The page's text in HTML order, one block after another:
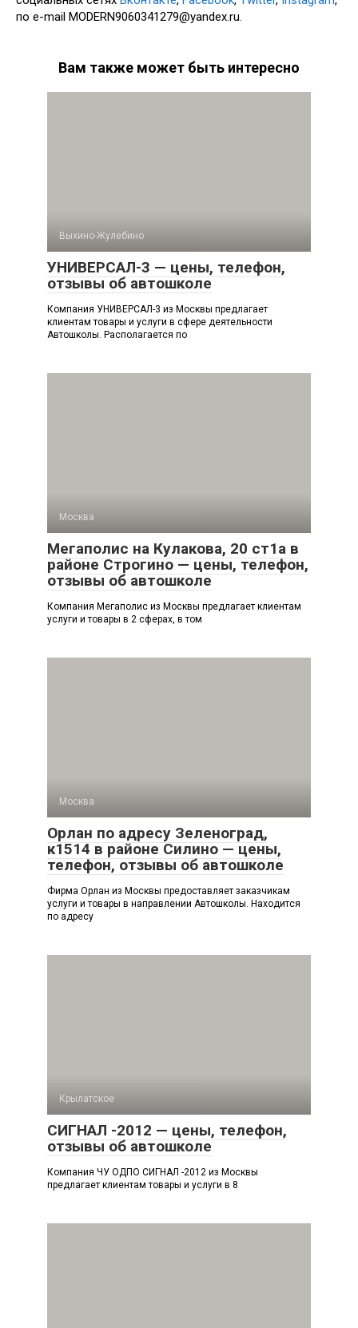
по e-mail MODERN9060341279@yandex.ru.
Вам также может быть интересно
Выхино-Жулебино
УНИВЕРСАЛ-3 — цены, телефон,
отзывы об автошколе
Компания УНИВЕРСАЛ-3 из Москвы предлагает
клиентам товары и услуги в сфере деятельности
Автошколы. Располагается по
Москва
Мегаполис на Кулакова, 20 ст1а в
районе Строгино — цены, телефон,
отзывы об автошколе
Компания Мегаполис из Москвы предлагает клиентам
услуги и товары в 2 сферах, в том
Москва
Орлан по адресу Зеленоград,
к1514 в районе Силино — цены,
телефон, отзывы об автошколе
Фирма Орлан из Москвы предоставляет заказчикам
услуги и товары в направлении Автошколы. Находится
по адресу
Крылатское
СИГНАЛ -2012 — цены, телефон,
отзывы об автошколе
Компания ЧУ ОДПО СИГНАЛ -2012 из Москвы
предлагает клиентам товары и услуги в 8